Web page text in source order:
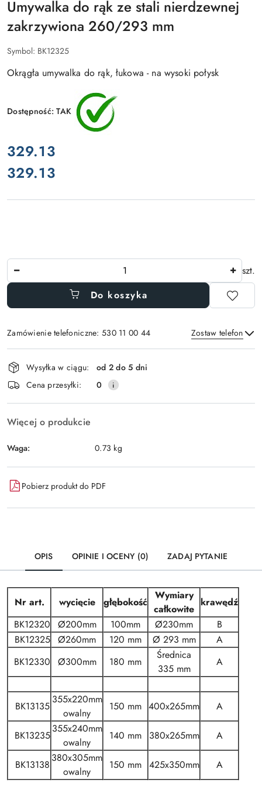
Umywalka do rąk ze stali nierdzewnej
zakrzywiona 260/293 mm
Symbol: BK12325
Okrągła umywalka do rąk, łukowa - na wysoki połysk
Dostępność:TAK
cena:
329.13
Cena:
329.13
szt.
Do koszyka
Zamówienie telefoniczne: 530 11 00 44 Zostaw telefon
Wyślij
Dostępność
i
dostawa
Wysyłka w ciągu:
od 2 do 5 dni
Cena przesyłki:
0
Więcej o produkcie
Waga: 0.73 kg
Pobierz produkt do PDF
OPIS OPINIE I OCENY (0) ZADAJ PYTANIE
Nr art. wycięcie głębokość
Wymiary
całkowite
krawędź
BK12320
Ø200mm 100mm Ø230mm
B
BK12325 Ø260mm 120 mm Ø 293 mm
A
BK12330
Ø300mm 180 mm
Średnica
335 mm
A
BK13135
355x220mm
owalny
150 mm 400x265mm A
BK13235
355x240mm
owalny
140 mm 380x265mm A
BK13138
380x305mm
owalny
150 mm 425x350mm A